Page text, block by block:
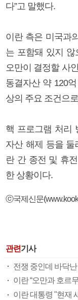
다”고 말했다.
이란 측은 미국과
는 포함돼 있지
오만이 결정할 사
동결자산 약 120
상의 주요 조건으
핵 프로그램 처리
자산 해제 등을 둘
란 간 종전 및 휴
한 상황이다.
ⓒ국제신문
관련기사
이란 “오만과 호르
이란 대통령 "현재